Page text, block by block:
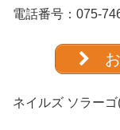
電話番号：075-
ネイルズ ソラー